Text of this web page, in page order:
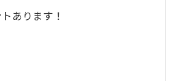
あります！